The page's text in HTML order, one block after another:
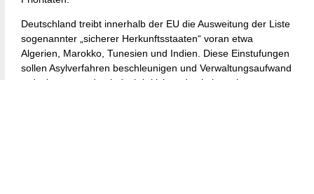
Deutschland treibt innerhalb der EU die Ausweitung der Liste
sogenannter „sicherer Herkunftsstaaten“ voran etwa
Algerien, Marokko, Tunesien und Indien. Diese Einstufungen
sollen Asylverfahren beschleunigen und Verwaltungsaufwand
reduzieren, werden jedoch kritisiert, da sie komplexe